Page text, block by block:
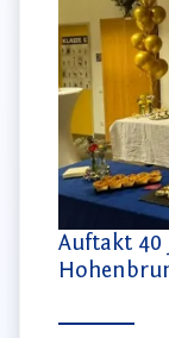
Auftakt 40